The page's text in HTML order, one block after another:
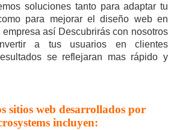
soluciones tanto para adaptar tu
para mejorar el diseño web en
así Descubrirás con nosotros
a tus usuarios en clientes
se reflejaran mas rápido y
sitios web desarrollados por
incluyen: